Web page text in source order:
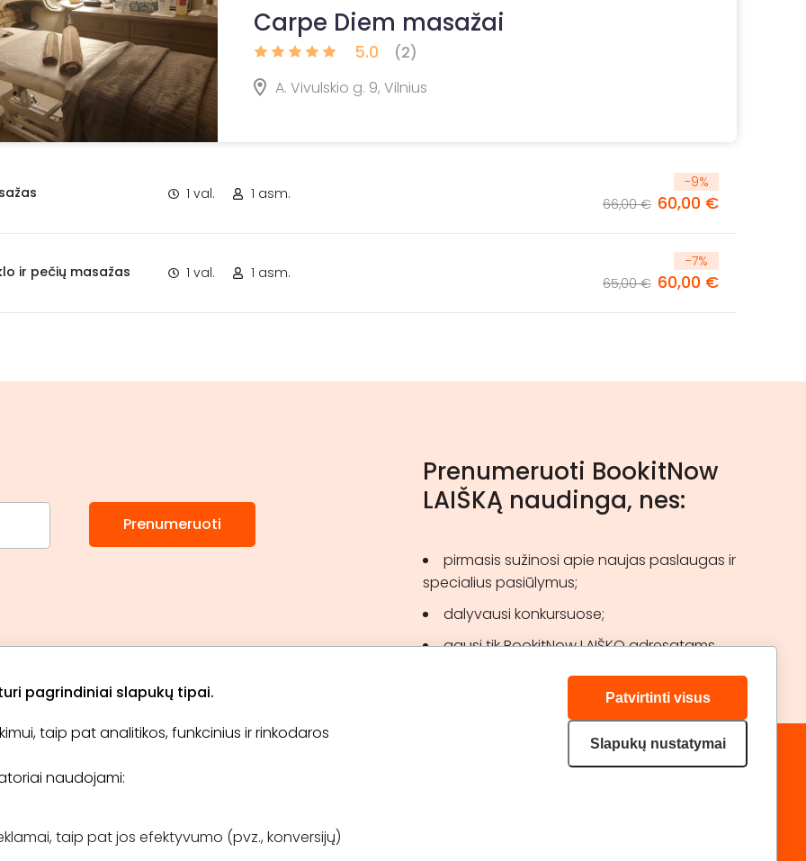
pagrindiniai slapukų tipai.
taip pat analitikos, funkcinius ir rinkodaros
naudojami:
taip pat jos efektyvumo (pvz., konversijų)
Patvirtinti visus
Slapukų nustatymai
Carpe Diem masažai
5.0
(2)
A. Vivulskio g. 9, Vilnius
1 val. 1 asm.
-9%
66,00 € 60,00 €
ir pečių masažas 1 val. 1 asm.
-7%
65,00 € 60,00 €
Prenumeruoti
Prenumeruoti BookitNow
LAIŠKĄ naudinga, nes:
pirmasis sužinosi apie naujas paslaugas ir
specialius pasiūlymus;
dalyvausi konkursuose;
gausi tik BookitNow LAIŠKO adresatams
TINKLARAŠTIS
Pirkimo taisyklės
Kontaktai
DRAUGAUKIME: